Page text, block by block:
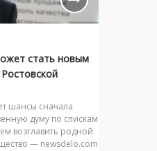
стать новым
шансы сначала
думу по спискам
возглавить родной
— newsdelo.com